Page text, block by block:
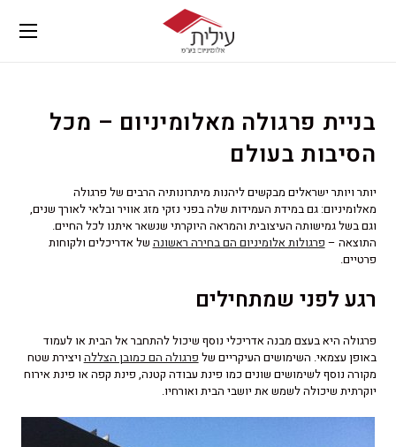
בניית פרגולה מאלומיניום – מכל
הסיבות בעולם
יותר ויותר ישראלים מבקשים ליהנות מיתרונותיה הרבים של פרגולה
מאלומיניום: גם במידת העמידות שלה בפני נזקי מזג אוויר ובלאי לאורך שנים,
וגם בשל גמישותה העיצובית והמראה היוקרתי שנשאר איתנו לכל החיים.
התוצאה – פרגולות אלומיניום הם בחירה ראשונה של אדריכלים ולקוחות
פרטיים.
רגע לפני שמתחילים
פרגולה היא בעצם מבנה אדריכלי נוסף שיכול להתחבר אל הבית או לעמוד
באופן עצמאי. השימושים העיקריים של פרגולה הם כמובן הצללה ויצירת שטח
מקורה נוסף לשימושים שונים כמו פינת עבודה קטנה, פינת קפה או פינת אירוח
יוקרתית שיכולה לשמש את יושבי הבית ואורחיו.